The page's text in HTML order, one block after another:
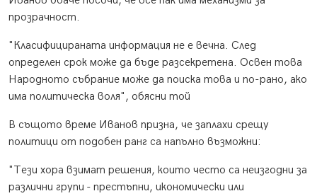
прозрачност.
"Класифицираната информация не е вечна. След
определен срок може да бъде разсекретена. Освен това
Народното събрание може да поиска това и по-рано, ако
има политическа воля", обясни той
В същото време Иванов призна, че заплахи срещу
политици от подобен ранг са напълно възможни:
"Тези хора взимат решения, които често са неизгодни за
различни групи - престъпни, икономически или